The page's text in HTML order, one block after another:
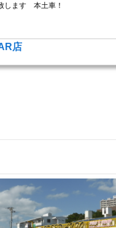
します 本土車！
店